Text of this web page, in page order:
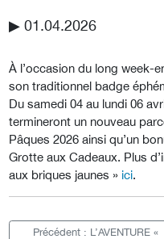
▶︎ 01.04.2026
À l’occasion du long week-
son traditionnel badge
Du samedi 04 au lundi 06
termineront un nouveau
Pâques 2026 ainsi qu’un
Grotte aux Cadeaux. Plus
aux briques jaunes » ici.
Précédent : L’AVENTURE «